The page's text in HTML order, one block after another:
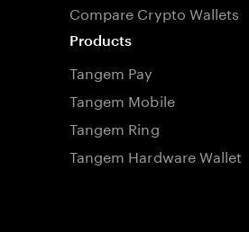
Compare Crypto Wallets
Products
Tangem Pay
Tangem Mobile
Tangem Ring
Tangem Hardware Wallet